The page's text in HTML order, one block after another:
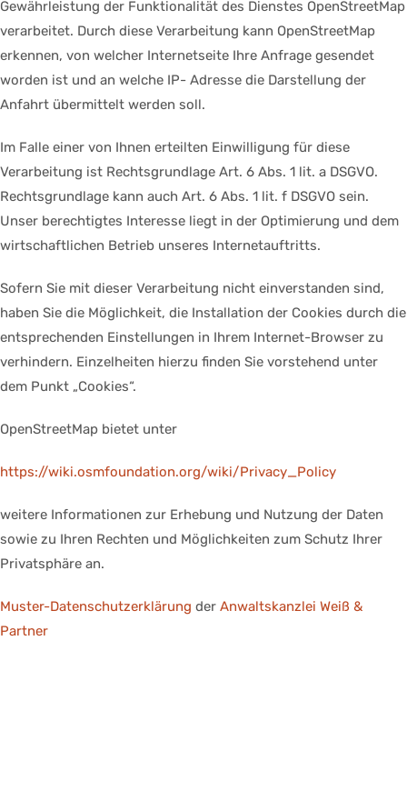
Gewährleistung der Funktionalität des Dienstes OpenStreetMap
verarbeitet. Durch diese Verarbeitung kann OpenStreetMap
erkennen, von welcher Internetseite Ihre Anfrage gesendet
worden ist und an welche IP- Adresse die Darstellung der
Anfahrt übermittelt werden soll.
Im Falle einer von Ihnen erteilten Einwilligung für diese
Verarbeitung ist Rechtsgrundlage Art. 6 Abs. 1 lit. a DSGVO.
Rechtsgrundlage kann auch Art. 6 Abs. 1 lit. f DSGVO sein.
Unser berechtigtes Interesse liegt in der Optimierung und dem
wirtschaftlichen Betrieb unseres Internetauftritts.
Sofern Sie mit dieser Verarbeitung nicht einverstanden sind,
haben Sie die Möglichkeit, die Installation der Cookies durch die
entsprechenden Einstellungen in Ihrem Internet-Browser zu
verhindern. Einzelheiten hierzu finden Sie vorstehend unter
dem Punkt „Cookies“.
OpenStreetMap bietet unter
https://wiki.osmfoundation.org/wiki/Privacy_Policy
weitere Informationen zur Erhebung und Nutzung der Daten
sowie zu Ihren Rechten und Möglichkeiten zum Schutz Ihrer
Privatsphäre an.
Muster-Datenschutzerklärung der Anwaltskanzlei Weiß &
Partner